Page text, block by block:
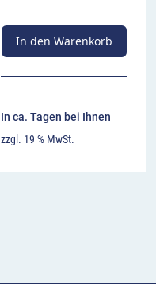
In den Warenkorb
In ca. Tagen bei Ihnen
zzgl. 19 % MwSt.